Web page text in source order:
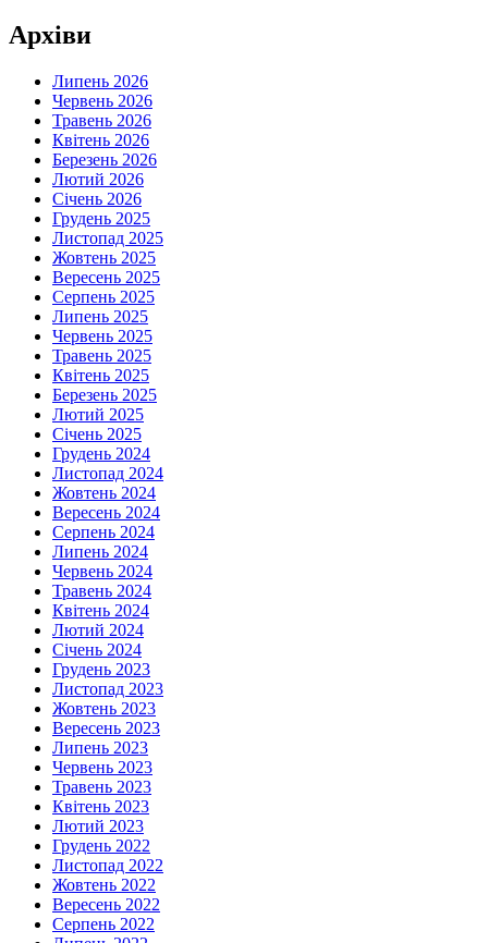
Архіви
Липень 2026
Червень 2026
Травень 2026
Квітень 2026
Березень 2026
Лютий 2026
Січень 2026
Грудень 2025
Листопад 2025
Жовтень 2025
Вересень 2025
Серпень 2025
Липень 2025
Червень 2025
Травень 2025
Квітень 2025
Березень 2025
Лютий 2025
Січень 2025
Грудень 2024
Листопад 2024
Жовтень 2024
Вересень 2024
Серпень 2024
Липень 2024
Червень 2024
Травень 2024
Квітень 2024
Лютий 2024
Січень 2024
Грудень 2023
Листопад 2023
Жовтень 2023
Вересень 2023
Липень 2023
Червень 2023
Травень 2023
Квітень 2023
Лютий 2023
Грудень 2022
Листопад 2022
Жовтень 2022
Вересень 2022
Серпень 2022